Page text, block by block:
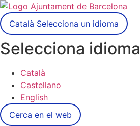
Català Selecciona un idioma
Selecciona idioma
Català
Castellano
English
Cerca en el web